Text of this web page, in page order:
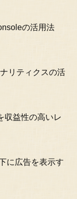
の活用法
リティクスの活
収益性の高いレ
に広告を表示す